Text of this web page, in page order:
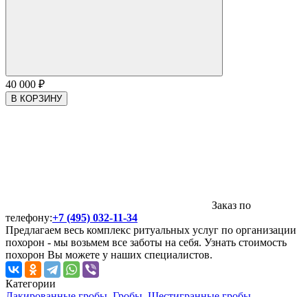
40 000 ₽
В КОРЗИНУ
Заказ по
телефону:+7 (495) 032-11-34
Предлагаем весь комплекс ритуальных услуг по организации
похорон - мы возьмем все заботы на себя. Узнать стоимость
похорон Вы можете у наших специалистов.
Категории